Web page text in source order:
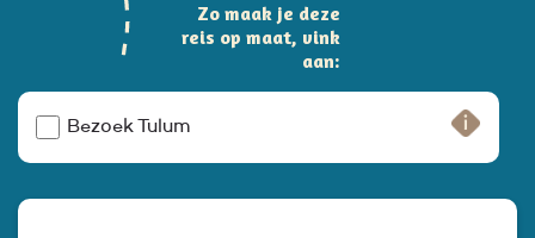
Zo maak je deze
reis op maat, vink
aan:
Bezoek Tulum